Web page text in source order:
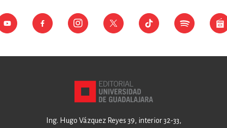
Ing. Hugo Vázquez Reyes 39, interior 32-33,